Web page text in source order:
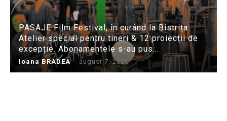
PASAJE Film Festival, în curând la Bistrița:
Atelier special pentru tineri & 12 proiecții de
excepție. Abonamentele s-au pus...
Ioana BRADEA - august 7, 2026